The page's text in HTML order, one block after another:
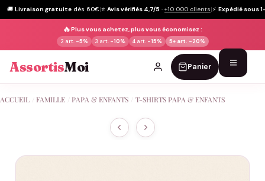
🚚 Livraison gratuite dès 60€|⭐ Avis vérifiés 4,7/5 · +10 000 clients|⚡ Expédié sous
🔥Plus vous achetez, plus vous économisez :
2 art. -5% 3 art. -10% 4 art. -15% 5+ art. -20%
AssortisMoi Panier
au
ACCUEIL FAMILLE PAPA & ENFANTS T-SHIRTS PAPA & ENFANTS